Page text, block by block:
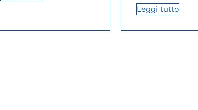
Leggi tutto